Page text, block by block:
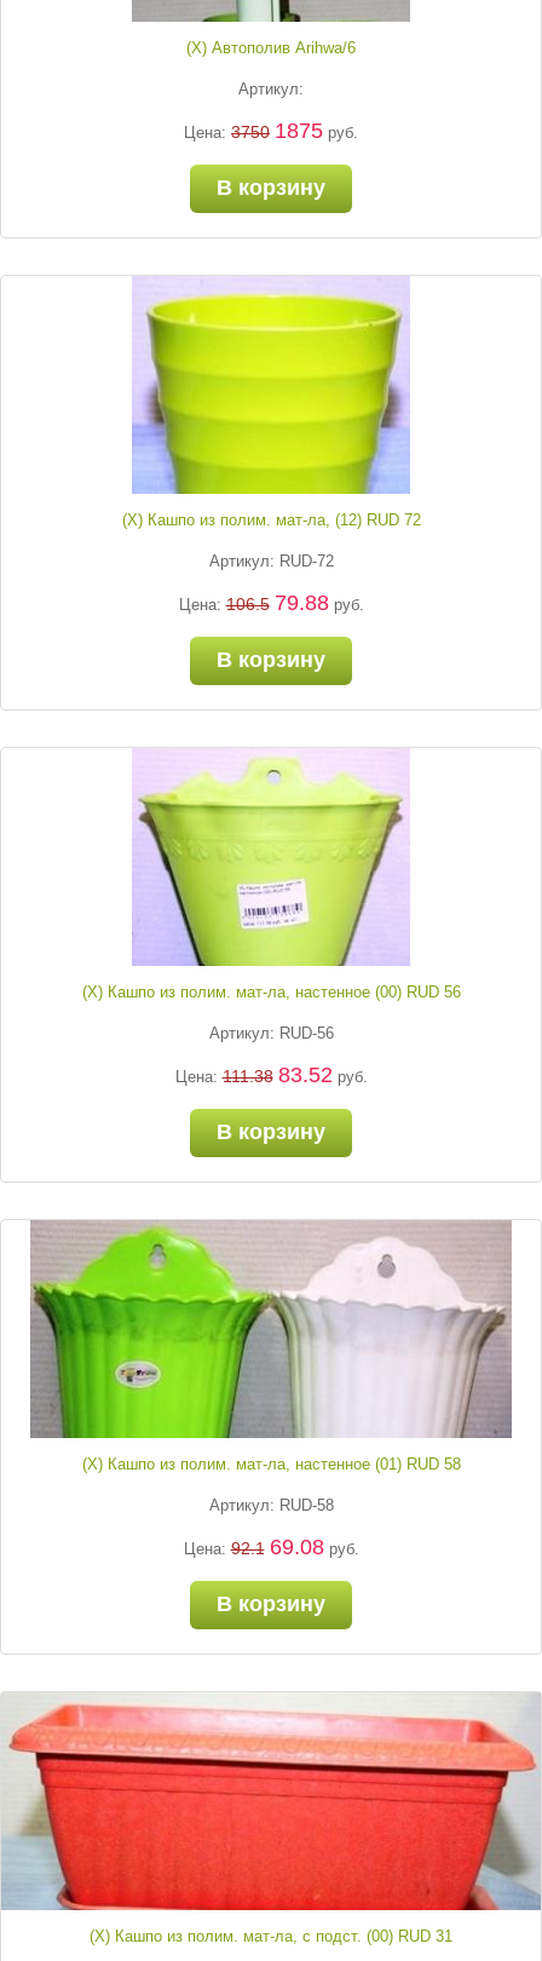
(Х) Автополив Arihwa/6
Артикул:
Цена: 3750 1875 руб.
В корзину
(Х) Кашпо из полим. мат-ла, (12) RUD 72
Артикул: RUD-72
Цена:106.5 79.88руб.
В корзину
(Х) Кашпо из полим. мат-ла, настенное (00) RUD 56
Артикул: RUD-56
Цена:111.38 83.52руб.
В корзину
(Х) Кашпо из полим. мат-ла, настенное (01) RUD 58
Артикул: RUD-58
Цена:92.1 69.08руб.
В корзину
(Х) Кашпо из полим. мат-ла, с подст. (00) RUD 31